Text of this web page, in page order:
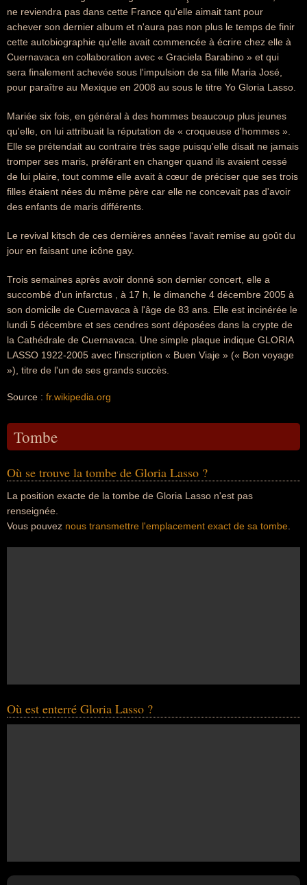
ne reviendra pas dans cette France qu'elle aimait tant pour
achever son dernier album et n'aura pas non plus le temps de finir
cette autobiographie qu'elle avait commencée à écrire chez elle à
Cuernavaca en collaboration avec « Graciela Barabino » et qui
sera finalement achevée sous l'impulsion de sa fille Maria José,
pour paraître au Mexique en 2008 au sous le titre Yo Gloria Lasso.
Mariée six fois, en général à des hommes beaucoup plus jeunes
qu'elle, on lui attribuait la réputation de « croqueuse d'hommes ».
Elle se prétendait au contraire très sage puisqu'elle disait ne jamais
tromper ses maris, préférant en changer quand ils avaient cessé
de lui plaire, tout comme elle avait à cœur de préciser que ses trois
filles étaient nées du même père car elle ne concevait pas d'avoir
des enfants de maris différents.
Le revival kitsch de ces dernières années l'avait remise au goût du
jour en faisant une icône gay.
Trois semaines après avoir donné son dernier concert, elle a
succombé d'un infarctus , à 17 h, le dimanche 4 décembre 2005 à
son domicile de Cuernavaca à l'âge de 83 ans. Elle est incinérée le
lundi 5 décembre et ses cendres sont déposées dans la crypte de
la Cathédrale de Cuernavaca. Une simple plaque indique GLORIA
LASSO 1922-2005 avec l'inscription « Buen Viaje » (« Bon voyage
»), titre de l'un de ses grands succès.
Source : fr.wikipedia.org
Tombe
Où se trouve la tombe de Gloria Lasso ?
La position exacte de la tombe de Gloria Lasso n'est pas
renseignée.
Vous pouvez nous transmettre l'emplacement exact de sa tombe
Où est enterré Gloria Lasso ?